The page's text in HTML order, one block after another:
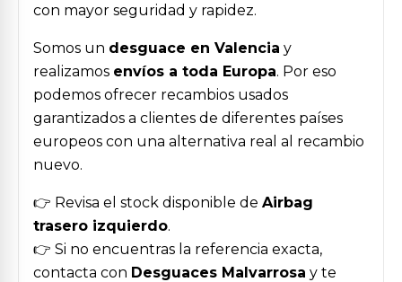
con mayor seguridad y rapidez.
Somos un desguace en Valencia y
realizamos envíos a toda Europa. Por eso
podemos ofrecer recambios usados
garantizados a clientes de diferentes países
europeos con una alternativa real al recambio
nuevo.
👉 Revisa el stock disponible de Airbag
trasero izquierdo.
👉 Si no encuentras la referencia exacta,
contacta con Desguaces Malvarrosa y te